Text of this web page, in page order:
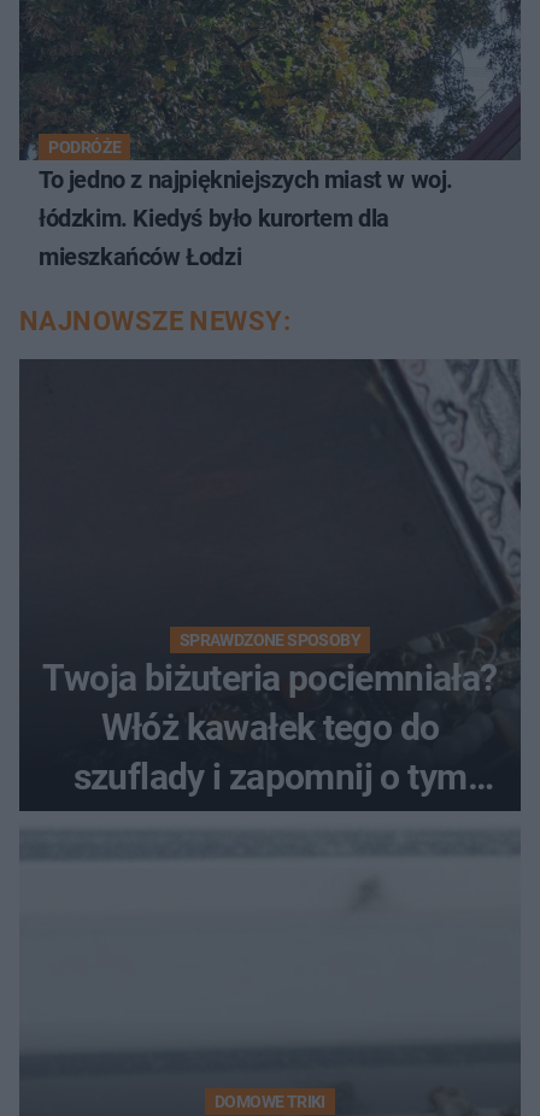
PODRÓŻE
To jedno z najpiękniejszych miast w woj.
łódzkim. Kiedyś było kurortem dla
mieszkańców Łodzi
NAJNOWSZE NEWSY:
SPRAWDZONE SPOSOBY
Twoja biżuteria pociemniała?
Włóż kawałek tego do
szuflady i zapomnij o tym
problemie. Sposób na
DOMOWE TRIKI